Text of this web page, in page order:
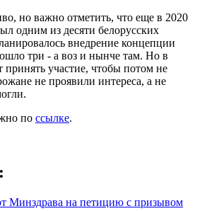
но важно отметить, что еще в 2020
одним из десяти белорусских
внедрение концепции
три - а воз и нынче там. Но в
принять участие, чтобы потом не
не проявили интереса, а не
по ссылке.
Минздрава на петицию с призывом